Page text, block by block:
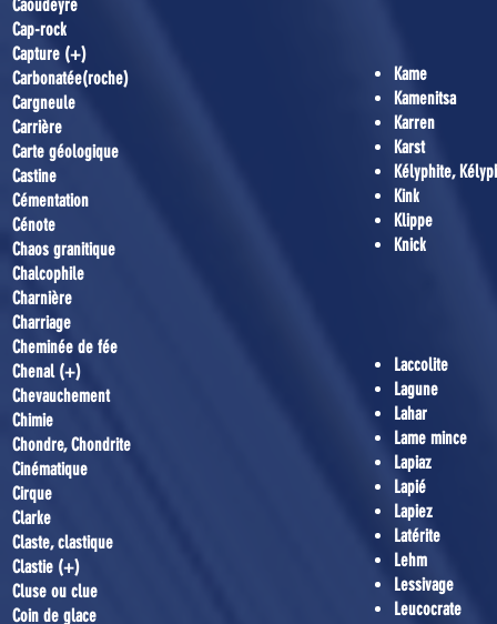
Caoudeyre
Cap-rock
Capture (+)
Carbonatée(roche)
Cargneule
Carrière
Carte géologique
Castine
Cémentation
Cénote
Chaos granitique
Chalcophile
Charnière
Charriage
Cheminée de fée
Chenal (+)
Chevauchement
Chimie
Chondre, Chondrite
Cinématique
Cirque
Clarke
Claste, clastique
Clastie (+)
Cluse ou clue
Coin de glace
Kame
Kamenitsa
Karren
Karst
Kélyphite,
Kink
Klippe
Knick
Laccolite
Lagune
Lahar
Lame mince
Lapiaz
Lapié
Lapiez
Latérite
Lehm
Lessivage
Leucocrate